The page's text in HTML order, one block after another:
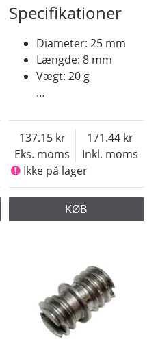
Specifikationer
Diameter: 25 mm
Længde: 8 mm
Vægt: 20 g
…
Eks. moms
137.15
Inkl. moms
171.44
Ikke på lager
KØB